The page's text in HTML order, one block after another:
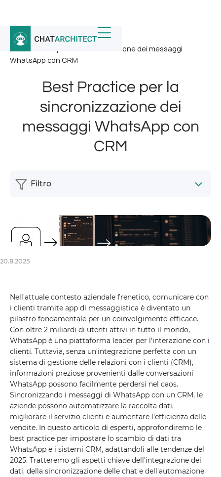
Home / Notizia /
Best Practice per la sincronizzazione dei messaggi
WhatsApp con CRM
Best Practice per la
sincronizzazione dei
messaggi WhatsApp con
CRM
20.8.2025
Nell'attuale contesto aziendale frenetico, comunicare con
i clienti tramite app di messaggistica è diventato un
pilastro fondamentale per un coinvolgimento efficace.
Con oltre 2 miliardi di utenti attivi in ​​tutto il mondo,
WhatsApp è una piattaforma leader per l'interazione con i
clienti. Tuttavia, senza un'integrazione perfetta con un
sistema di gestione delle relazioni con i clienti (CRM),
informazioni preziose provenienti dalle conversazioni
WhatsApp possono facilmente perdersi nel caos.
Sincronizzando i messaggi di WhatsApp con un CRM, le
aziende possono automatizzare la raccolta dati,
migliorare il servizio clienti e aumentare l'efficienza delle
vendite. In questo articolo di esperti, approfondiremo le
best practice per impostare lo scambio di dati tra
WhatsApp e i sistemi CRM, adattandoli alle tendenze del
2025. Tratteremo gli aspetti chiave dell'integrazione dei
dati, della sincronizzazione delle chat e dell'automazione
Filtro